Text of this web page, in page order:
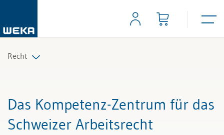
Recht
Auftrag und Werkvertrag
Das Kompetenz-Zentrum für das
Schweizer Arbeitsrecht